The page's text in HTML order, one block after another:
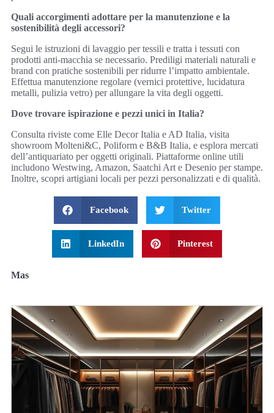
Quali accorgimenti adottare per la manutenzione e la
sostenibilità degli accessori?
Segui le istruzioni di lavaggio per tessili e tratta i tessuti con
prodotti anti-macchia se necessario. Prediligi materiali naturali e
brand con pratiche sostenibili per ridurre l’impatto ambientale.
Effettua manutenzione regolare (vernici protettive, lucidatura
metalli, pulizia vetro) per allungare la vita degli oggetti.
Dove trovare ispirazione e pezzi unici in Italia?
Consulta riviste come Elle Decor Italia e AD Italia, visita
showroom Molteni&C, Poliform e B&B Italia, e esplora mercati
dell’antiquariato per oggetti originali. Piattaforme online utili
includono Westwing, Amazon, Saatchi Art e Desenio per stampe.
Inoltre, scopri artigiani locali per pezzi personalizzati e di qualità.
Facebook Twitter
LinkedIn Pinterest
Mas